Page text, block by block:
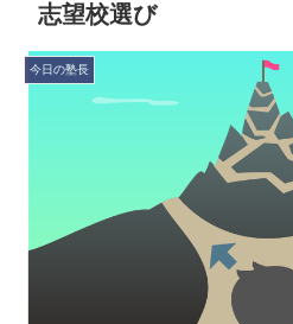
志望校選び
今日の塾長